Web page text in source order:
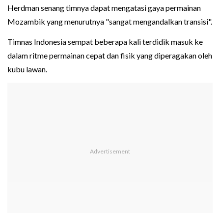
Herdman senang timnya dapat mengatasi gaya permainan
Mozambik yang menurutnya "sangat mengandalkan transisi".
Timnas Indonesia sempat beberapa kali terdidik masuk ke
dalam ritme permainan cepat dan fisik yang diperagakan oleh
kubu lawan.